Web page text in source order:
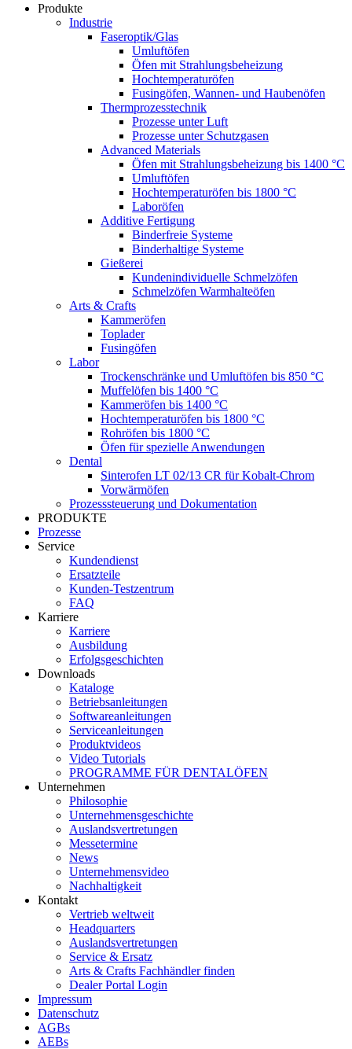
Produkte
Industrie
Faseroptik/Glas
Umluftöfen
Öfen mit Strahlungsbeheizung
Hochtemperaturöfen
Fusingöfen, Wannen- und Haubenöfen
Thermprozesstechnik
Prozesse unter Luft
Prozesse unter Schutzgasen
Advanced Materials
Öfen mit Strahlungsbeheizung bis 1400 °C
Umluftöfen
Hochtemperaturöfen bis 1800 °C
Laboröfen
Additive Fertigung
Binderfreie Systeme
Binderhaltige Systeme
Gießerei
Kundenindividuelle Schmelzöfen
Schmelzöfen Warmhalteöfen
Arts & Crafts
Kammeröfen
Toplader
Fusingöfen
Labor
Trockenschränke und Umluftöfen bis 850 °C
Muffelöfen bis 1400 °C
Kammeröfen bis 1400 °C
Hochtemperaturöfen bis 1800 °C
Rohröfen bis 1800 °C
Öfen für spezielle Anwendungen
Dental
Sinterofen LT 02/13 CR für Kobalt-Chrom
Vorwärmöfen
Prozesssteuerung und Dokumentation
PRODUKTE
Prozesse
Service
Kundendienst
Ersatzteile
Kunden-Testzentrum
FAQ
Karriere
Karriere
Ausbildung
Erfolgsgeschichten
Downloads
Kataloge
Betriebsanleitungen
Softwareanleitungen
Serviceanleitungen
Produktvideos
Video Tutorials
PROGRAMME FÜR DENTALÖFEN
Unternehmen
Philosophie
Unternehmensgeschichte
Auslandsvertretungen
Messetermine
News
Unternehmensvideo
Nachhaltigkeit
Kontakt
Vertrieb weltweit
Headquarters
Auslandsvertretungen
Service & Ersatz
Arts & Crafts Fachhändler finden
Dealer Portal Login
Impressum
Datenschutz
AGBs
AEBs